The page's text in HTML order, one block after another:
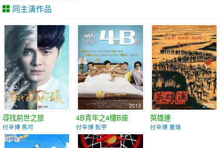
同主演作品
2017
尋找前世之旅
付辛博 馬可
2013
4B青年之4樓B座
付辛博 彭宇
2020
英雄連
付辛博 董琦